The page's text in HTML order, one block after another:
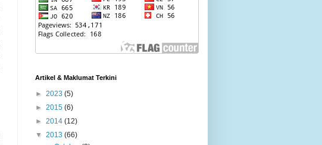
Artikel & Maklumat Terkini
► 2023 (5)
► 2015 (6)
► 2014 (12)
▼ 2013 (66)